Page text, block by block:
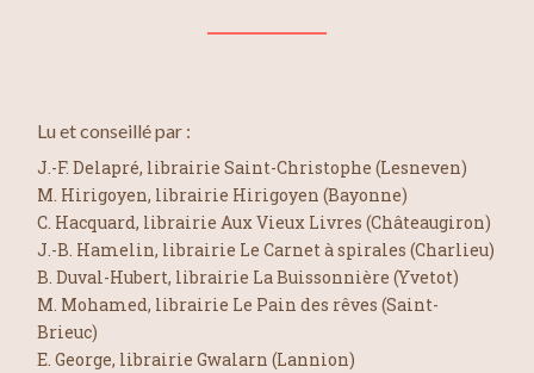
Lu et conseillé par :
J.-F. Delapré, librairie Saint-Christophe (Lesneven)
M. Hirigoyen, librairie Hirigoyen (Bayonne)
C. Hacquard, librairie Aux Vieux Livres (Châteaugiron)
J.-B. Hamelin, librairie Le Carnet à spirales (Charlieu)
B. Duval-Hubert, librairie La Buissonnière (Yvetot)
M. Mohamed, librairie Le Pain des rêves (Saint-
Brieuc)
E. George, librairie Gwalarn (Lannion)